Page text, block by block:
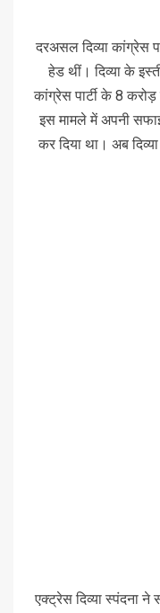
दरअसल दिव्या कांग्रेस
हेड थीं। दिव्या के
कांग्रेस पार्टी के 8
इस मामले में अपनी
कर दिया था। अब
एक्ट्रेस दिव्या स्पंदना